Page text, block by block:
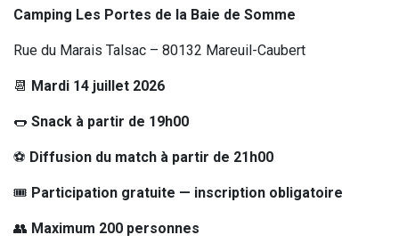
Camping Les Portes de la Baie de Somme
Rue du Marais Talsac – 80132 Mareuil-Caubert
📆 Mardi 14 juillet 2026
🌭 Snack à partir de 19h00
⚽ Diffusion du match à partir de 21h00
🎟️ Participation gratuite — inscription obligatoire
👥 Maximum 200 personnes